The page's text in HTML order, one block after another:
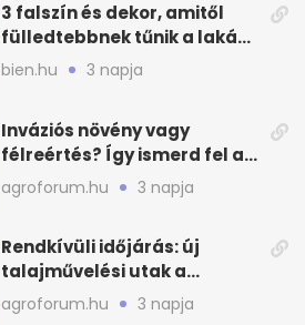
3 falszín és dekor, amitől
fülledtebbnek tűnik a lakás
nyáron
bien.hu 3 napja
Inváziós növény vagy
félreértés? Így ismerd fel a
valódi kockázatot
agroforum.hu 3 napja
Rendkívüli időjárás: új
talajművelési utak a
gazdáknak
agroforum.hu 3 napja